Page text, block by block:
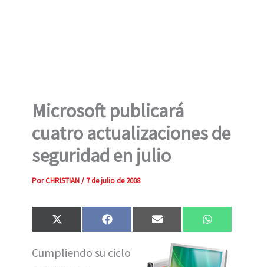
Microsoft publicará
cuatro actualizaciones de
seguridad en julio
PorCHRISTIAN/ 7 de julio de 2008
Compartir
en
X
(
w
Compartir
en
F
a
e
Compartir
en
E
m
l
Compartir
en
W
h
t
s
Cumpliendo su ciclo